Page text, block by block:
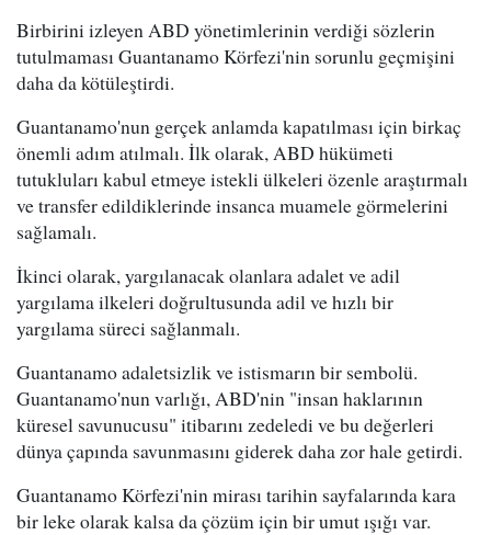
Birbirini izleyen ABD yönetimlerinin verdiği sözlerin
tutulmaması Guantanamo Körfezi'nin sorunlu geçmişini
daha da kötüleştirdi.
Guantanamo'nun gerçek anlamda kapatılması için birkaç
önemli adım atılmalı. İlk olarak, ABD hükümeti
tutukluları kabul etmeye istekli ülkeleri özenle araştırmalı
ve transfer edildiklerinde insanca muamele görmelerini
sağlamalı.
İkinci olarak, yargılanacak olanlara adalet ve adil
yargılama ilkeleri doğrultusunda adil ve hızlı bir
yargılama süreci sağlanmalı.
Guantanamo adaletsizlik ve istismarın bir sembolü.
Guantanamo'nun varlığı, ABD'nin "insan haklarının
küresel savunucusu" itibarını zedeledi ve bu değerleri
dünya çapında savunmasını giderek daha zor hale getirdi.
Guantanamo Körfezi'nin mirası tarihin sayfalarında kara
bir leke olarak kalsa da çözüm için bir umut ışığı var.